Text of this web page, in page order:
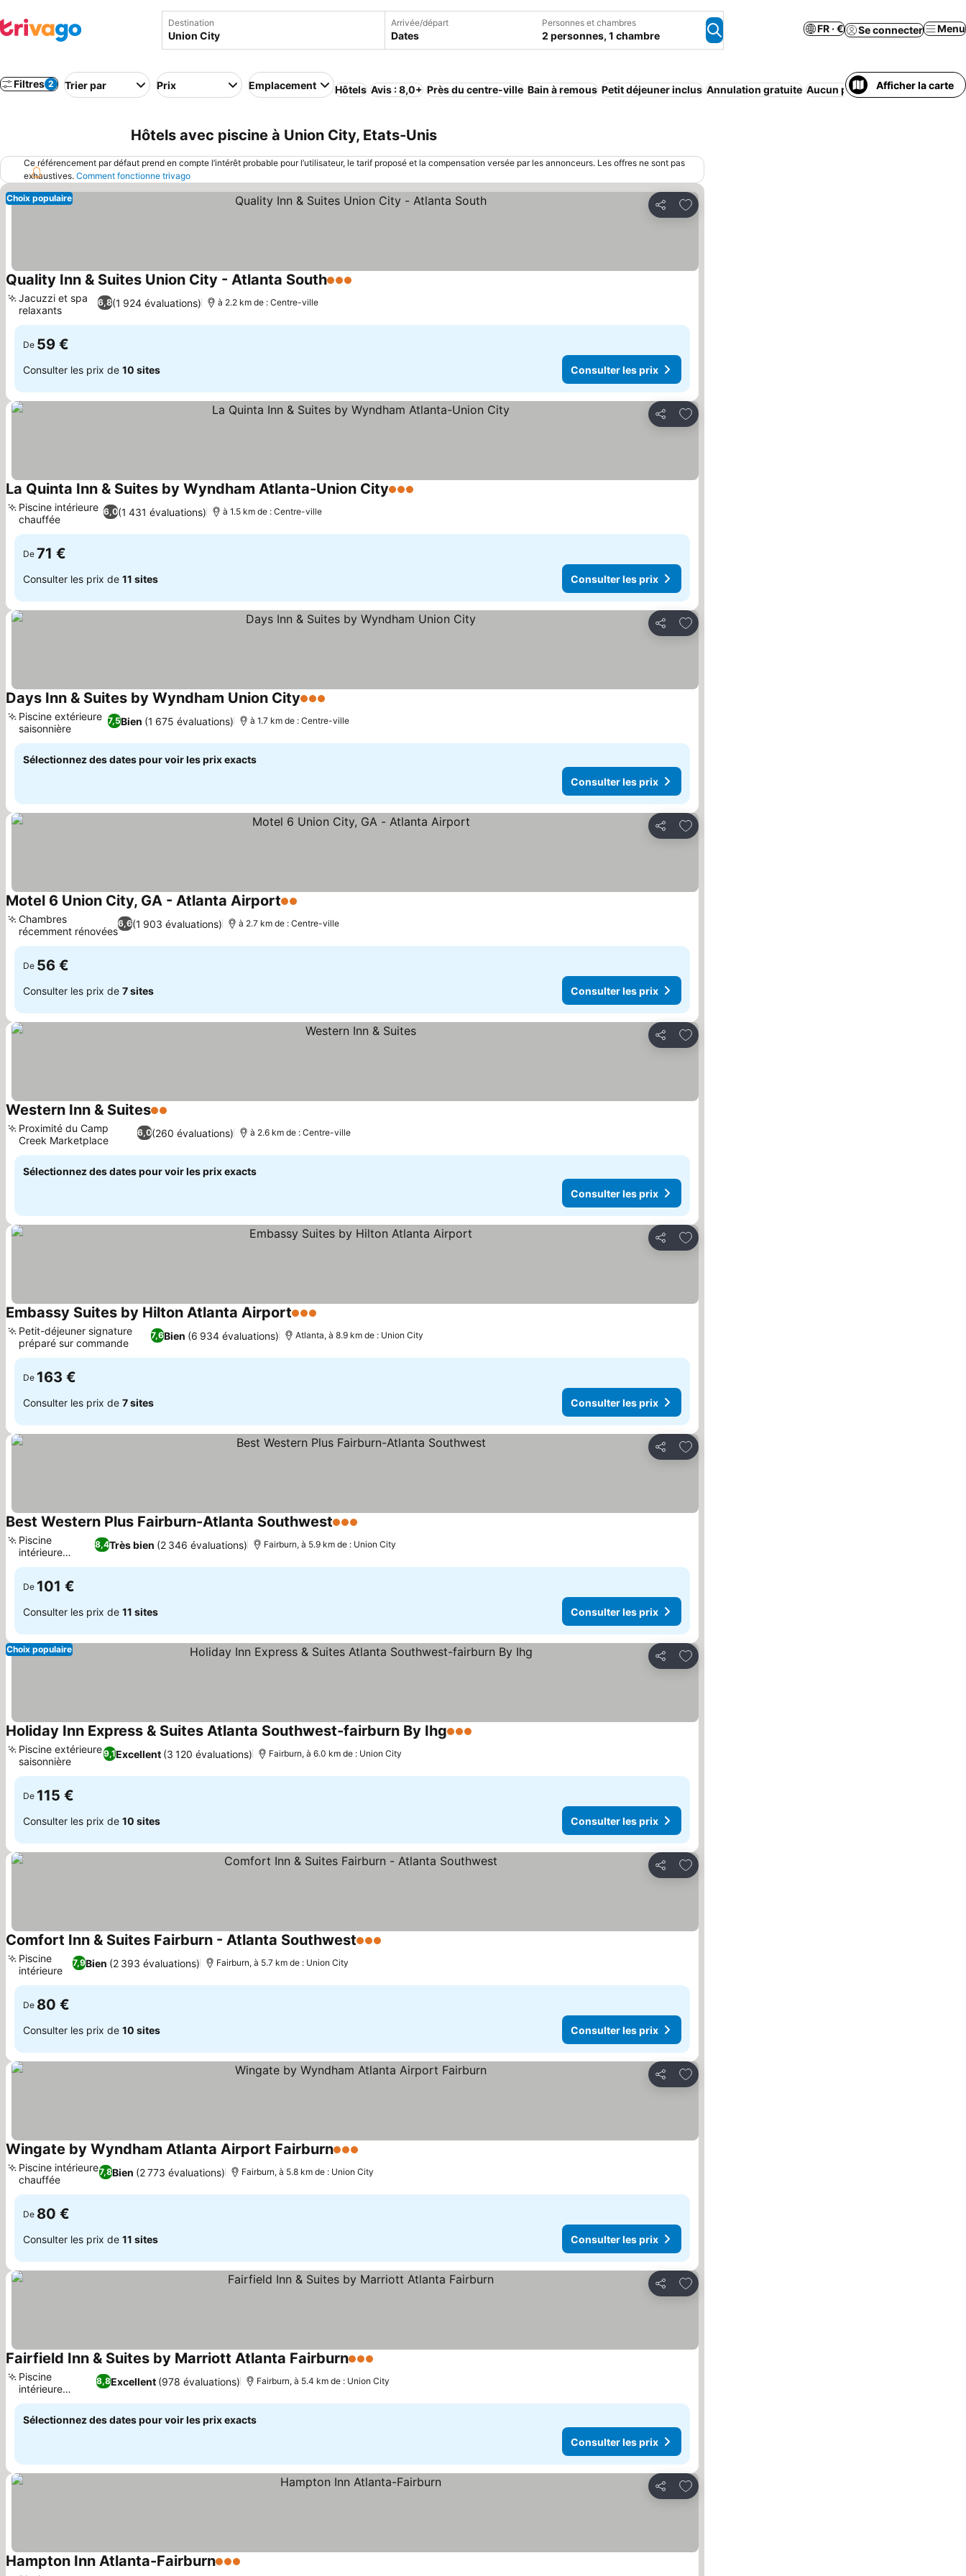
Destination Arrivée/départ
Dates
Personnes et chambres
2 personnes, 1 chambre
FR · € Se connecter Menu
Filtres 2 Trier par Prix Emplacement Hôtels Avis : 8,0+ Près du centre-ville Bain à remous Petit déjeuner inclus Annulation gratuite Aucun prépaiement nécessaire
Afficher la carte
Hôtels avec piscine à Union City, Etats-Unis
Ce référencement par défaut prend en compte l’intérêt probable pour l’utilisateur, le tarif proposé et la compensation versée par les annonceurs. Les offres ne sont pas
exhaustives. Comment fonctionne trivago
Partager
Ajouter à mes favoris
Choix populaire
Quality Inn & Suites Union City - Atlanta South3 Étoiles
6,8(1 924 évaluations)
Jacuzzi et spa
relaxants
à 2.2 km de : Centre-ville
De 59 €
Consulter les prix de 10 sites Consulter les prix
Partager
Ajouter à mes favoris
La Quinta Inn & Suites by Wyndham Atlanta-Union City3 Étoiles
6,0(1 431 évaluations)
Piscine intérieure
chauffée
à 1.5 km de : Centre-ville
De 71 €
Consulter les prix de 11 sites Consulter les prix
Partager
Ajouter à mes favoris
Days Inn & Suites by Wyndham Union City3 Étoiles
7,5Bien (1 675 évaluations)
Piscine extérieure
saisonnière
à 1.7 km de : Centre-ville
Sélectionnez des dates pour voir les prix exacts
Consulter les prix
Partager
Ajouter à mes favoris
Motel 6 Union City, GA - Atlanta Airport2 Étoiles
6,6(1 903 évaluations)
Chambres
récemment rénovées
à 2.7 km de : Centre-ville
De 56 €
Consulter les prix de 7 sites Consulter les prix
Partager
Ajouter à mes favoris
Western Inn & Suites2 Étoiles
6,0(260 évaluations)
Proximité du Camp
Creek Marketplace
à 2.6 km de : Centre-ville
Sélectionnez des dates pour voir les prix exacts
Consulter les prix
Partager
Ajouter à mes favoris
Embassy Suites by Hilton Atlanta Airport3 Étoiles
7,6Bien (6 934 évaluations)
Petit-déjeuner signature
préparé sur commande
Atlanta, à 8.9 km de : Union City
De 163 €
Consulter les prix de 7 sites Consulter les prix
Partager
Ajouter à mes favoris
Best Western Plus Fairburn-Atlanta Southwest3 Étoiles
8,4Très bien (2 346 évaluations)
Piscine
intérieure
chauffée
Fairburn, à 5.9 km de : Union City
De 101 €
Consulter les prix de 11 sites Consulter les prix
Partager
Ajouter à mes favoris
Choix populaire
Holiday Inn Express & Suites Atlanta Southwest-fairburn By Ihg3 Étoiles
9,1Excellent (3 120 évaluations)
Piscine extérieure
saisonnière
Fairburn, à 6.0 km de : Union City
De 115 €
Consulter les prix de 10 sites Consulter les prix
Partager
Ajouter à mes favoris
Comfort Inn & Suites Fairburn - Atlanta Southwest3 Étoiles
7,9Bien (2 393 évaluations)
Piscine
intérieure
Fairburn, à 5.7 km de : Union City
De 80 €
Consulter les prix de 10 sites Consulter les prix
Partager
Ajouter à mes favoris
Wingate by Wyndham Atlanta Airport Fairburn3 Étoiles
7,8Bien (2 773 évaluations)
Piscine intérieure
chauffée
Fairburn, à 5.8 km de : Union City
De 80 €
Consulter les prix de 11 sites Consulter les prix
Partager
Ajouter à mes favoris
Fairfield Inn & Suites by Marriott Atlanta Fairburn3 Étoiles
8,8Excellent (978 évaluations)
Piscine
intérieure
chauffée
Fairburn, à 5.4 km de : Union City
Sélectionnez des dates pour voir les prix exacts
Consulter les prix
Partager
Ajouter à mes favoris
Hampton Inn Atlanta-Fairburn3 Étoiles